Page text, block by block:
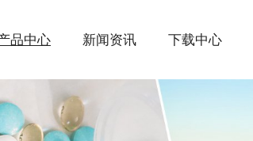
品中心 新闻资讯 下载中心